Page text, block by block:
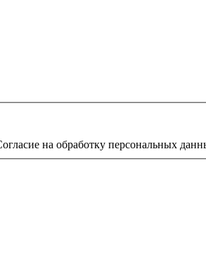
на обработку персональных